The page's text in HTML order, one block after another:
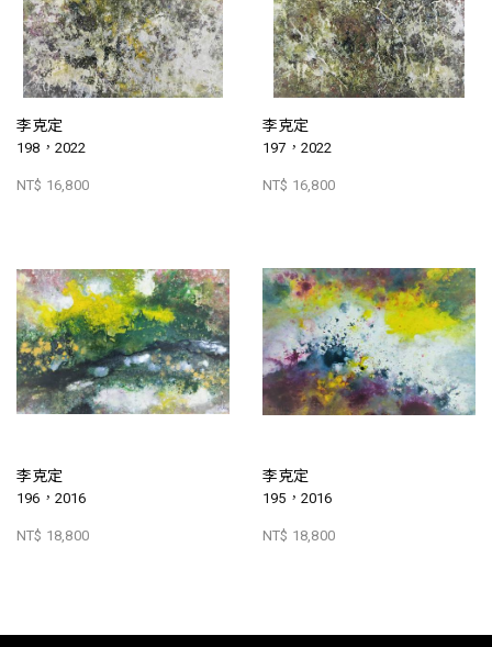
李克定
198，2022
NT$ 16,800
李克定
197，2022
NT$ 16,800
李克定
196，2016
NT$ 18,800
李克定
195，2016
NT$ 18,800